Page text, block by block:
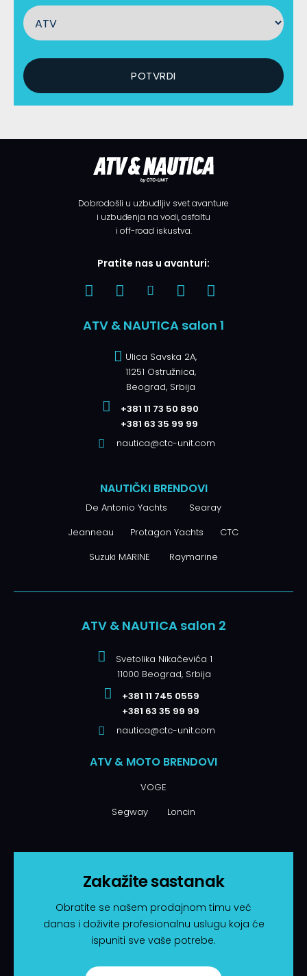
Dobrodošli u uzbudljiv svet avanture
i uzbuđenja na vodi, asfaltu
i off-road iskustva.
Pratite nas u avanturi:
ATV & NAUTICA salon 1
Ulica Savska 2A,
11251 Ostružnica,
Beograd, Srbija
+381 11 73 50 890
+381 63 35 99 99
nautica@ctc-unit.com
NAUTIČKI BRENDOVI
De Antonio Yachts
Searay
Jeanneau Protagon Yachts
CTC
Suzuki MARINE Raymarine
ATV & NAUTICA salon 2
Svetolika Nikačevića 1
11000 Beograd, Srbija
+381 11 745 0559
+381 63 35 99 99
nautica@ctc-unit.com
ATV & MOTO BRENDOVI
VOGE
Segway Loncin
Zakažite sastanak
Obratite se našem prodajnom timu već
danas i doživite profesionalnu uslugu koja će
ispuniti sve vaše potrebe.